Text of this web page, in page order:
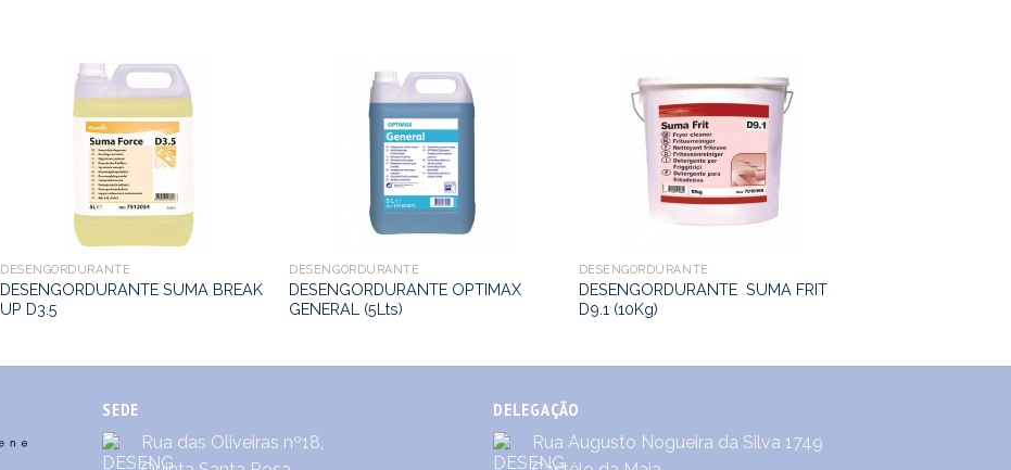
DESENGORDURANTE
DESENGORDURANTE SUMA BREAK
UP D3.5
DESENGORDURANTE
DESENGORDURANTE OPTIMAX
GENERAL (5Lts)
DESENGORDURANTE
DESENGORDURANTE SUMA FRIT
D9.1 (10Kg)
SEDE
Rua das Oliveiras nº18,
DELEGAÇÃO
Rua Augusto Nogueira da Silva 1749